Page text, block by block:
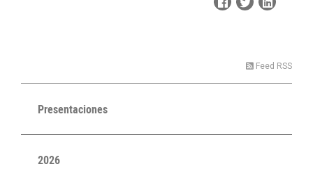
Feed RSS
Presentaciones
2026